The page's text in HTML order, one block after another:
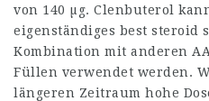
von 140 µg. Clenbuterol
eigenständiges best steroid
Kombination mit anderen
Füllen verwendet werden.
längeren Zeitraum hohe